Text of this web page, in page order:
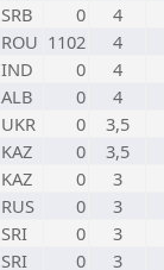
SRB 0
4
ROU 1102
4
IND 0
4
ALB 0
4
UKR 0
3,5
KAZ 0
3,5
KAZ 0
3
RUS 0
3
SRI 0
3
SRI 0
3